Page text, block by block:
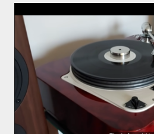
STROM-,
NF-
UND
KABEL
VON
VIABLUE